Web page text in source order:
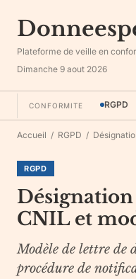
Plateforme de veille en
Dimanche 9 aout 2026
CONFORMITE RGPD
Accueil / RGPD /
RGPD
CNIL et
Modèle de lettre de
procédure de